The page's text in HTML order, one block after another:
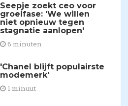
Seepje zoekt ceo voor
groeifase: 'We willen
niet opnieuw tegen
stagnatie aanlopen'
6 minuten
'Chanel blijft populairste
modemerk'
1 minuut